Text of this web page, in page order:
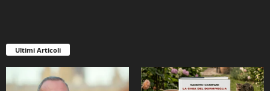
Ultimi Articoli